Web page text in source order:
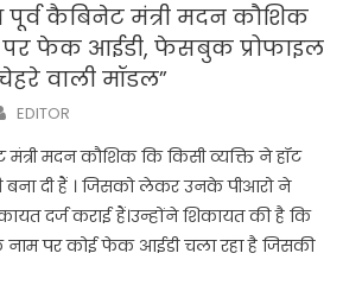
पूर्व कैबिनेट मंत्री मदन कौशिक
फेक आईडी, फेसबुक प्रोफाइल
वाली मॉडल”
Author
EDITOR
मंत्री मदन कौशिक कि किसी व्यक्ति ने हॉट
दी हैं । जिसको लेकर उनके पीआरो ने
दर्ज कराई हैं।उन्होंने शिकायत की है कि
पर कोई फेक आईडी चला रहा है जिसकी